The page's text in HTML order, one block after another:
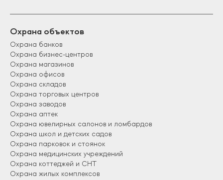
Охрана объектов
Охрана банков
Охрана бизнес-центров
Охрана магазинов
Охрана офисов
Охрана складов
Охрана торговых центров
Охрана заводов
Охрана аптек
Охрана ювелирных салонов и ломбардов
Охрана школ и детских садов
Охрана парковок и стоянок
Охрана медицинских учреждений
Охрана коттеджей и СНТ
Охрана жилых комплексов